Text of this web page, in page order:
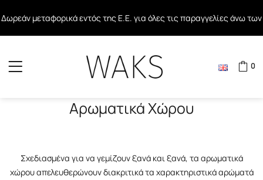
Δωρεάν μεταφορικά σε όλες τις παραγγελίες άνω των 40€ εντός
0
Αρωματικά Χώρου
Σχεδιασμένα για να γεμίζουν ξανά και ξανά, τα αρωματικά
χώρου απελευθερώνουν διακριτικά τα χαρακτηριστικά αρώματά